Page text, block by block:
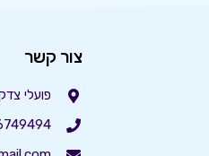
צור קשר
פועלי צדק 3 תלפיות